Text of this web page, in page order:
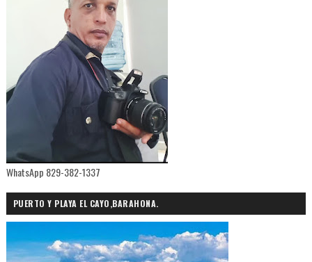
WhatsApp 829-382-1337
PUERTO Y PLAYA EL CAYO,BARAHONA.